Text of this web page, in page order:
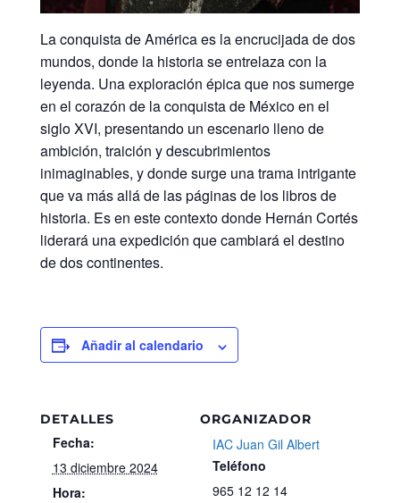
La conquista de América es la encrucijada de dos
mundos, donde la historia se entrelaza con la
leyenda. Una exploración épica que nos sumerge
en el corazón de la conquista de México en el
siglo XVI, presentando un escenario lleno de
ambición, traición y descubrimientos
inimaginables, y donde surge una trama intrigante
que va más allá de las páginas de los libros de
historia. Es en este contexto donde Hernán Cortés
liderará una expedición que cambiará el destino
de dos continentes.
Añadir al calendario
DETALLES
Fecha:
13 diciembre 2024
Hora:
ORGANIZADOR
IAC Juan Gil Albert
Teléfono
965 12 12 14